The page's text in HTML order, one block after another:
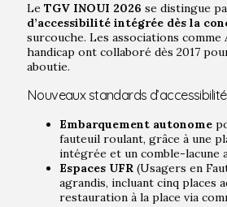
Le TGV INOUI 2026 se distingue
d’accessibilité intégrée dès la
surcouche. Les associations comme
handicap ont collaboré dès 2017
aboutie.
Nouveaux standards d’accessibilité
Embarquement autonome
fauteuil roulant, grâce à une
intégrée et un comble-lacune
Espaces UFR(Usagers en
agrandis, incluant cinq places
restauration à la place via